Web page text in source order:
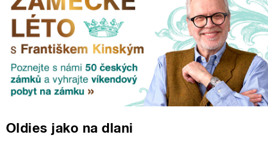
Oldies jako na dlani